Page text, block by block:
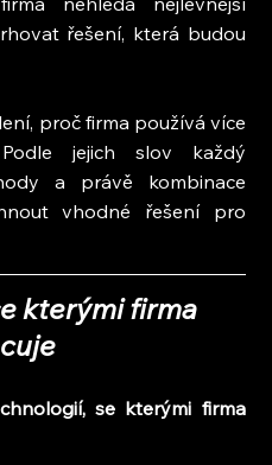
řešení, která budou
proč firma používá více
jejich slov každý
a právě kombinace
vhodné řešení pro
kterými firma
se kterými firma